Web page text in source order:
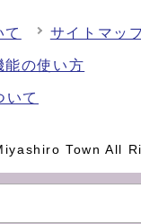
て サイトマッ
能の使い方
いて
Town All